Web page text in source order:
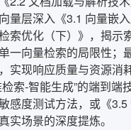
量层深入《3.1 向量嵌
索优化（下）》，揭示
一向量检索的局限性；
实现响应质量与资源消
索-智能生成”的端到
感度测试方法，或《
实场景的深度提炼。